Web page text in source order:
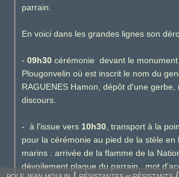
parrain.
En voici dans les grandes lignes son
- 09h30cérémonie devant le monument
Plougonvelin où est inscrit le nom du
RAGUENES Hamon, dépôt d'une gerbe,
discours.
- à l'issue vers 10h30, transport à la
pour la cérémonie au pied de la stèle en
marins : arrivée de la flamme de la
dévoilement plaque du parrain, mot